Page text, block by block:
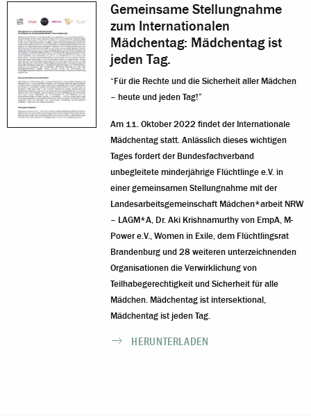
Gemeinsame Stellungnahme
zum Internationalen
Mädchentag: Mädchentag ist
jeden Tag.
“Für die Rechte und die Sicherheit aller Mädchen
– heute und jeden Tag!”
Am 11. Oktober 2022 findet der Internationale
Mädchentag statt. Anlässlich dieses wichtigen
Tages fordert der Bundesfachverband
unbegleitete minderjährige Flüchtlinge e.V. in
einer gemeinsamen Stellungnahme mit der
Landesarbeitsgemeinschaft Mädchen*arbeit NRW
– LAGM*A, Dr. Aki Krishnamurthy von EmpA, M-
Power e.V., Women in Exile, dem Flüchtlingsrat
Brandenburg und 28 weiteren unterzeichnenden
Organisationen die Verwirklichung von
Teilhabegerechtigkeit und Sicherheit für alle
Mädchen. Mädchentag ist intersektional,
Mädchentag ist jeden Tag.
HERUNTERLADEN